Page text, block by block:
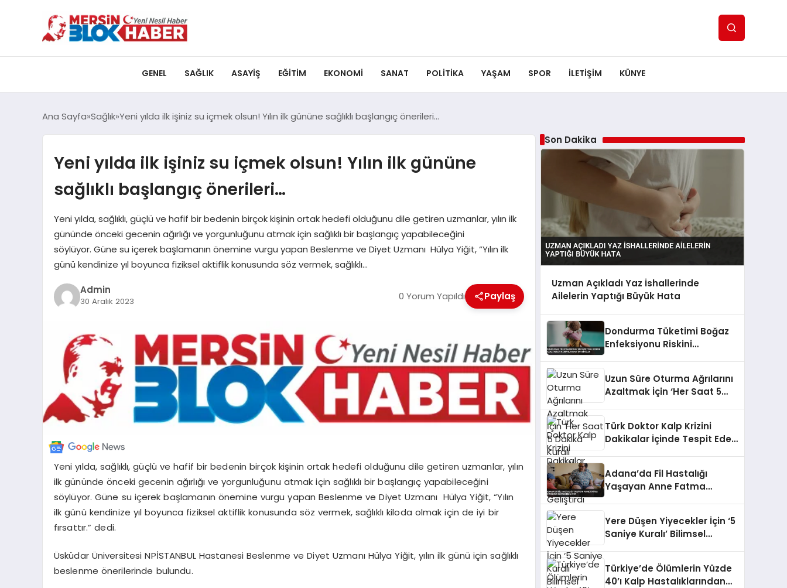
GENEL SAĞLIK ASAYIŞ EĞITIM EKONOMI SANAT POLITIKA YAŞAM SPOR ILETİŞİM KÜNYE
Ana Sayfa Sağlık Yeni yılda ilk işiniz su içmek olsun! Yılın ilk gününe sağlıklı başlangıç önerileri…
Yeni yılda ilk işiniz su içmek olsun! Yılın ilk gününe
sağlıklı başlangıç önerileri…
Yeni yılda, sağlıklı, güçlü ve hafif bir bedenin birçok kişinin ortak hedefi olduğunu dile getiren uzmanlar, yılın ilk
gününde önceki gecenin ağırlığı ve yorgunluğunu atmak için sağlıklı bir başlangıç yapabileceğini
söylüyor. Güne su içerek başlamanın önemine vurgu yapan Beslenme ve Diyet Uzmanı Hülya Yiğit, “Yılın ilk
günü kendinize yıl boyunca fiziksel aktiflik konusunda söz vermek, sağlıklı…
Admin
30 Aralık 2023 0 Yorum Yapıldı Paylaş
Yeni yılda, sağlıklı, güçlü ve hafif bir bedenin birçok kişinin ortak hedefi olduğunu dile getiren uzmanlar, yılın
ilk gününde önceki gecenin ağırlığı ve yorgunluğunu atmak için sağlıklı bir başlangıç yapabileceğini
söylüyor. Güne su içerek başlamanın önemine vurgu yapan Beslenme ve Diyet Uzmanı Hülya Yiğit, “Yılın
ilk günü kendinize yıl boyunca fiziksel aktiflik konusunda söz vermek, sağlıklı kiloda olmak için de iyi bir
fırsattır.” dedi.
Üsküdar Üniversitesi NPİSTANBUL Hastanesi Beslenme ve Diyet Uzmanı Hülya Yiğit, yılın ilk günü için sağlıklı
beslenme önerilerinde bulundu.
Son Dakika
Uzman Açıkladı Yaz İshallerinde
Ailelerin Yaptığı Büyük Hata
Dondurma Tüketimi Boğaz
Enfeksiyonu Riskini
Uzun Süre Oturma Ağrılarını
Azaltmak İçin ‘Her Saat 5
Türk Doktor Kalp Krizini
Dakikalar İçinde Tespit Eden
Adana’da Fil Hastalığı
Yaşayan Anne Fatma
Yere Düşen Yiyecekler İçin ‘5
Saniye Kuralı’ Bilimsel
Türkiye’de Ölümlerin Yüzde
40’ı Kalp Hastalıklarından